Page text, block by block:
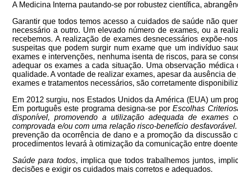
A Medicina Interna pautando-se por robustez científica,
Garantir que todos temos acesso a cuidados de saúde não
necessário a outro. Um elevado número de exames, ou a
recebemos. A realização de exames desnecessários expõe-
suspeitas que podem surgir num exame que um indivíduo
exames e intervenções, nenhuma isenta de riscos, para se
adequar os exames a cada situação. Uma observação
qualidade. A vontade de realizar exames, apesar da ausência
exames e tratamentos necessários, são corretamente
Em 2012 surgiu, nos Estados Unidos da América (EUA) um
Em português este programa designa-se porEscolhas
disponível, promovendo a utilização adequada de exames
comprovada e/ou com uma relação risco-benefício desfavorável.
prevenção da ocorrência de dano e a promoção da discussão
procedimentos levará à otimização da comunicação entre
Saúde para todos, implica que todos trabalhemos juntos,
decisões e exigir os cuidados mais corretos e adequados.